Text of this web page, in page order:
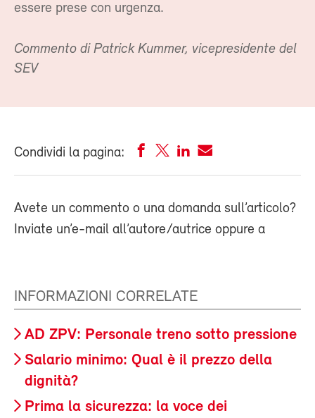
essere prese con urgenza.
Commento di Patrick Kummer, vicepresidente del
SEV
Condividi la pagina:
Avete un commento o una domanda sull’articolo?
Inviate un’e-mail all’autore/autrice oppure a
INFORMAZIONI CORRELATE
AD ZPV: Personale treno sotto pressione
Salario minimo: Qual è il prezzo della
dignità?
Prima la sicurezza: la voce dei